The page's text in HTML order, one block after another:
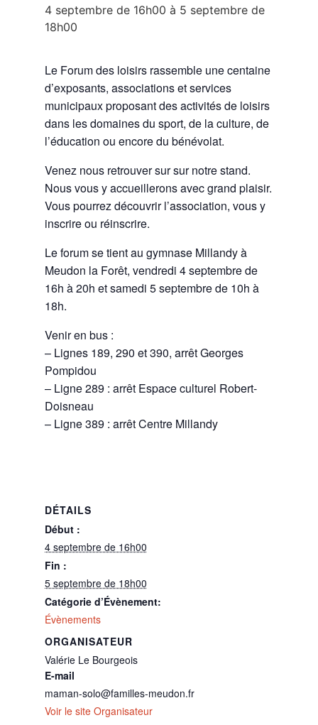
4 septembre de 16h00 à 5 septembre de
18h00
Le Forum des loisirs rassemble une centaine
d’exposants, associations et services
municipaux proposant des activités de loisirs
dans les domaines du sport, de la culture, de
l’éducation ou encore du bénévolat.
Venez nous retrouver sur sur notre stand.
Nous vous y accueillerons avec grand plaisir.
Vous pourrez découvrir l’association, vous y
inscrire ou réinscrire.
Le forum se tient au gymnase Millandy à
Meudon la Forêt, vendredi 4 septembre de
16h à 20h et samedi 5 septembre de 10h à
18h.
Venir en bus :
– Lignes 189, 290 et 390, arrêt Georges
Pompidou
– Ligne 289 : arrêt Espace culturel Robert-
Doisneau
– Ligne 389 : arrêt Centre Millandy
DÉTAILS
Début :
4 septembre de 16h00
Fin :
5 septembre de 18h00
Catégorie d’Évènement:
Évènements
ORGANISATEUR
Valérie Le Bourgeois
E-mail
maman-solo@familles-meudon.fr
Voir le site Organisateur